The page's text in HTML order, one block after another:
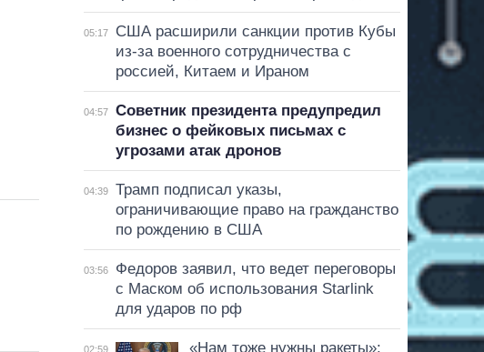
05:17
США расширили санкции против Кубы
из-за военного сотрудничества с
россией, Китаем и Ираном
04:57
Советник президента предупредил
бизнес о фейковых письмах с
угрозами атак дронов
04:39
Трамп подписал указы,
ограничивающие право на гражданство
по рождению в США
03:56
Федоров заявил, что ведет переговоры
с Маском об использования Starlink
для ударов по рф
02:59
«Нам тоже нужны ракеты»: